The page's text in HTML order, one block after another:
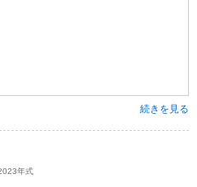
続きを見る
年式